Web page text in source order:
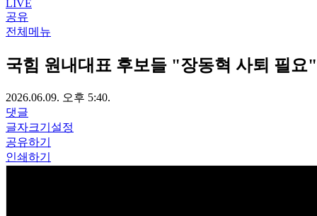
LIVE
공유
전체메뉴
국힘 원내대표 후보들 "장동혁 사퇴 필요
2026.06.09. 오후 5:40.
댓글
글자크기설정
공유하기
인쇄하기